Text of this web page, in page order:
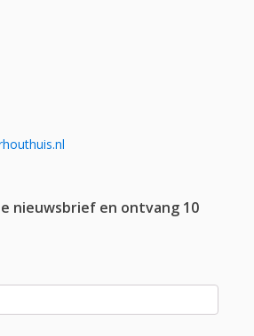
nieuwsbrief en ontvang 10